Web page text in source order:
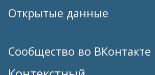
Открытые данные
Сообщество во ВКонтакте